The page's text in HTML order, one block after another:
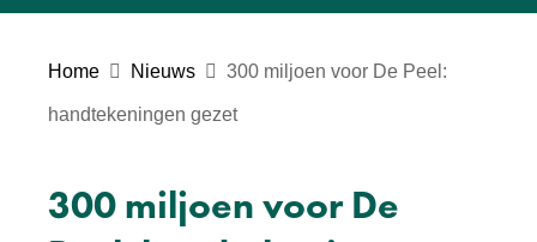
e
Home Nieuws 300 miljoen voor De Peel:
handtekeningen gezet
300 miljoen voor De